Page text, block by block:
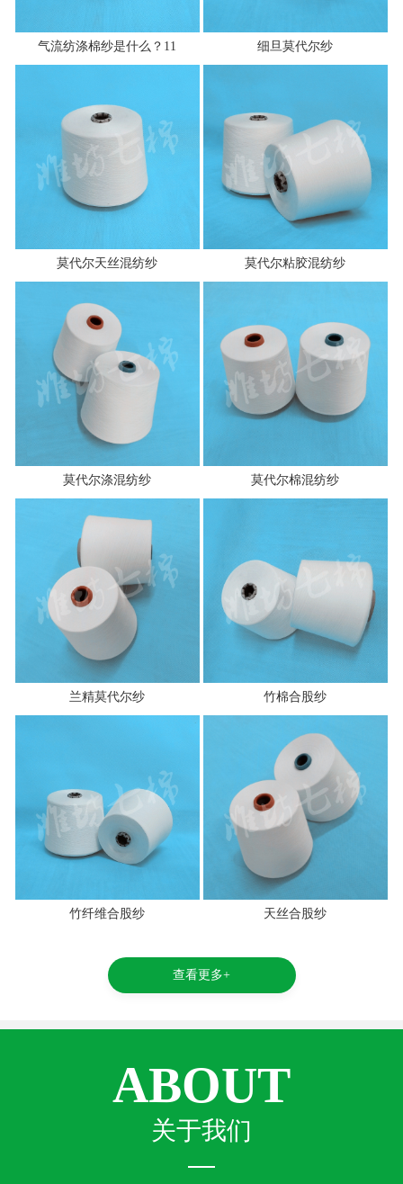
气流纺涤棉纱是什么？11 细旦莫代尔纱
莫代尔天丝混纺纱 莫代尔粘胶混纺纱
莫代尔涤混纺纱 莫代尔棉混纺纱
兰精莫代尔纱 竹棉合股纱
竹纤维合股纱 天丝合股纱
查看更多+
ABOUT
关于我们